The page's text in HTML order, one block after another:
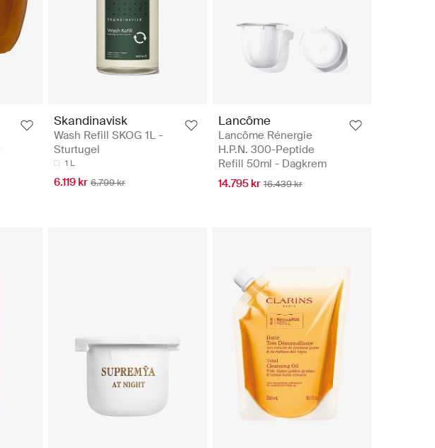
Skandinavisk
Wash Refill SKOG 1L -
Sturtugel
1 L
6.119 kr 6.799 kr
Lancôme
Lancôme Rénergie
H.P.N. 300-Peptide
Refill 50ml - Dagkrem
14.795 kr 16.439 kr